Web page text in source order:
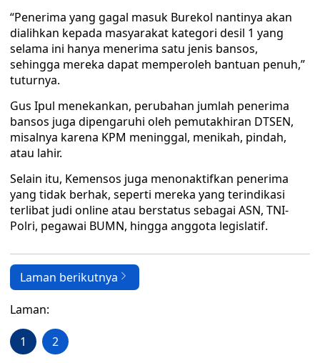
“Penerima yang gagal masuk Burekol nantinya akan
dialihkan kepada masyarakat kategori desil 1 yang
selama ini hanya menerima satu jenis bansos,
sehingga mereka dapat memperoleh bantuan penuh,”
tuturnya.
Gus Ipul menekankan, perubahan jumlah penerima
bansos juga dipengaruhi oleh pemutakhiran DTSEN,
misalnya karena KPM meninggal, menikah, pindah,
atau lahir.
Selain itu, Kemensos juga menonaktifkan penerima
yang tidak berhak, seperti mereka yang terindikasi
terlibat judi online atau berstatus sebagai ASN, TNI-
Polri, pegawai BUMN, hingga anggota legislatif.
Laman berikutnya
Laman:
1 2